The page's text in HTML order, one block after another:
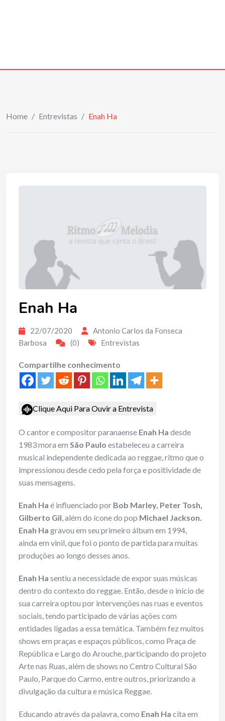
Home / Entrevistas / Enah Ha
Enah Ha
22/07/2020
Antonio Carlos da Fonseca
Barbosa
(0) Entrevistas
Compartilhe conhecimento
Clique Aqui Para Ouvir a Entrevista
O cantor e compositor paranaense Enah Ha desde
1983 mora em São Paulo estabeleceu a carreira
musical independente dedicada ao reggae, ritmo que o
impressionou desde cedo pela força e positividade de
suas mensagens.
Enah Ha é influenciado por Bob Marley, Peter Tosh,
Gilberto Gil, além do ícone do pop Michael Jackson.
Enah Ha gravou em seu primeiro álbum em 1994,
ainda em vinil, que foi o ponto de partida para muitas
produções ao longo desses anos.
Enah Ha sentiu a necessidade de expor suas músicas
dentro do contexto do reggae. Então, desde o início de
sua carreira optou por intervenções nas ruas e eventos
sociais, tendo participado de várias ações com
entidades ligadas a essa temática. Também fez muitos
shows em praças e espaços públicos, como Praça de
República e Largo do Arouche, participando do projeto
Arte nas Ruas, além de shows no Centro Cultural São
Paulo, Parque do Carmo, entre outros, priorizando a
divulgação da cultura e música Reggae.
Educando através da palavra, como Enah Ha cita em